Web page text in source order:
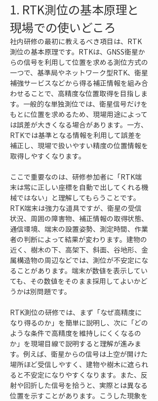
1. RTK測位の基本原理と
現場での使いどころ
社内研修の最初に教えるべき項目は、RTK
測位の基本原理です。RTKは、GNSS衛星か
らの信号を利用して位置を求める測位方式の
一つで、基準局やネットワーク型RTK、衛星
補強サービスなどから得る補正情報を組み合
わせることで、高精度な位置取得を目指しま
す。一般的な単独測位では、衛星信号だけを
もとに位置を求めるため、現場用途によって
は誤差が大きくなる場合があります。一方、
RTKでは基準となる情報を利用して誤差を
補正し、現場で扱いやすい精度の位置情報を
取得しやすくなります。
ここで重要なのは、研修参加者に「RTK端
末は常に正しい座標を自動で出してくれる機
械ではない」と理解してもらうことです。
RTK端末は強力な道具ですが、衛星の受信
状況、周囲の障害物、補正情報の取得状態、
通信環境、端末の設置姿勢、測定時間、作業
者の判断によって結果が変わります。建物の
近く、樹木の下、高架下、斜面、谷地形、金
属構造物の周辺などでは、測位が不安定にな
ることがあります。端末が数値を表示してい
ても、その数値をそのまま採用してよいかど
うかは別問題です。
RTK測位の研修では、まず「なぜ高精度に
なり得るのか」を簡単に説明し、次に「どの
ような条件で高精度を維持しにくくなるの
か」を現場目線で説明すると理解が進みま
す。例えば、衛星からの信号は上空が開けた
場所ほど受信しやすく、建物や樹木に遮られ
ると不安定になりやすくなります。また、反
射や回折した信号を拾うと、実際とは異なる
位置を示すことがあります。こうした現象を